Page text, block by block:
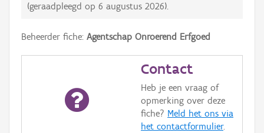
(geraadpleegd op 6 augustus 2026).
Beheerder fiche: Agentschap Onroerend Erfgoed
Contact
Heb je een vraag of
opmerking over deze
fiche? Meld het ons via
het contactformulier.